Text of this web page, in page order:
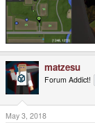
matzesu
Forum Addict!
May 3, 2018